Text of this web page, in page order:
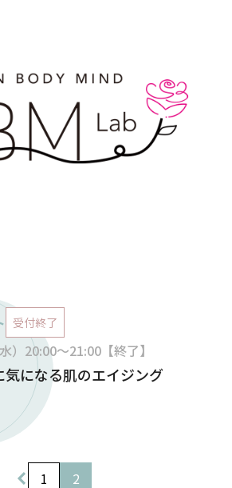
受付終了
）20:00～21:00【終了】
になる肌のエイジング
投
1 2